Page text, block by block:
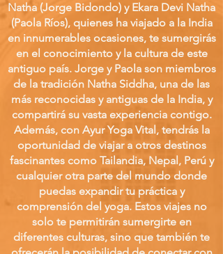
Natha (Jorge Bidondo) y Ekara Devi Natha
(Paola Ríos), quienes ha viajado a la India
en innumerables ocasiones, te sumergirás
en el conocimiento y la cultura de este
antiguo país. Jorge y Paola son miembros
de la tradición Natha Siddha, una de las
más reconocidas y antiguas de la India, y
compartirá su vasta experiencia contigo.
Además, con Ayur Yoga Vital, tendrás la
oportunidad de viajar a otros destinos
fascinantes como Tailandia, Nepal, Perú y
cualquier otra parte del mundo donde
puedas expandir tu práctica y
comprensión del yoga. Estos viajes no
solo te permitirán sumergirte en
diferentes culturas, sino que también te